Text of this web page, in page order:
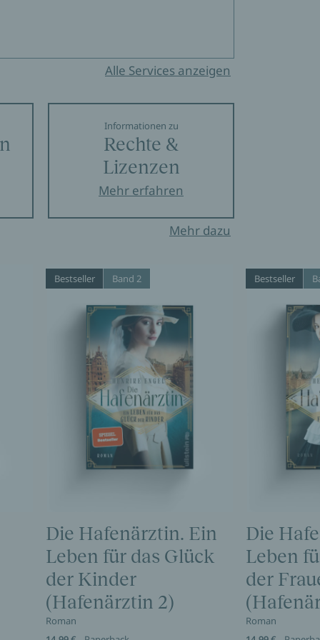
Alle Services anzeigen
Informationen zu
Rechte &
Lizenzen
Mehr erfahren
Mehr dazu
Bestseller Band 2
Die Hafenärztin. Ein
Leben für das Glück
der Kinder
(Hafenärztin 2)
Roman
Bestseller
Die
Leben
der
Roman